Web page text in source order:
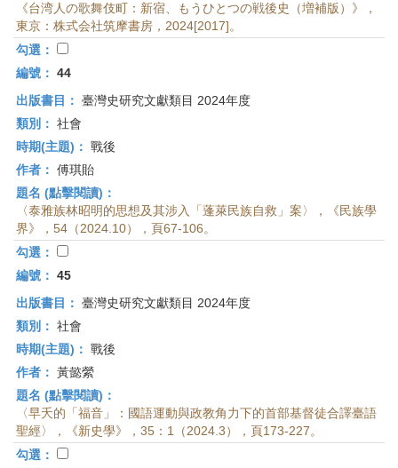
《台湾人の歌舞伎町：新宿、もうひとつの戦後史（増補版）》，
東京：株式会社筑摩書房，2024[2017]。
勾選：
編號： 44
出版書目： 臺灣史研究文獻類目 2024年度
類別： 社會
時期(主題)： 戰後
作者： 傅琪貽
題名 (點擊閱讀)：
〈泰雅族林昭明的思想及其涉入「蓬萊民族自救」案〉，《民族學
界》，54（2024.10），頁67-106。
勾選：
編號： 45
出版書目： 臺灣史研究文獻類目 2024年度
類別： 社會
時期(主題)： 戰後
作者： 黃懿縈
題名 (點擊閱讀)：
〈早夭的「福音」：國語運動與政教角力下的首部基督徒合譯臺語
聖經〉，《新史學》，35：1（2024.3），頁173-227。
勾選：